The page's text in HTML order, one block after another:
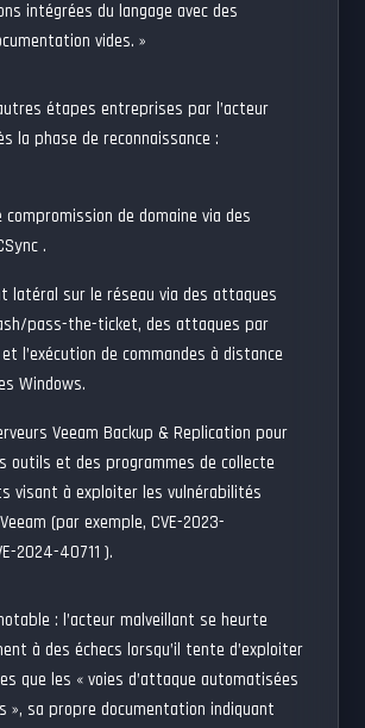
intégrées du langage avec des
vides. »
étapes entreprises par l’acteur
la phase de reconnaissance :
compromission de domaine viades
.
latéral sur le réseau via des attaques
pass-the-ticket, des attaques par
l’exécution de commandes à distance
Windows.
Veeam Backup & Replication pour
outils et des programmes de collecte
visant à exploiter les vulnérabilités
(par exemple,CVE-2023-
2024-40711 ).
: l’acteur malveillant se heurte
à des échecs lorsqu’il tente d’exploiter
que les « voies d’attaque automatisées
», sa propre documentation indiquant